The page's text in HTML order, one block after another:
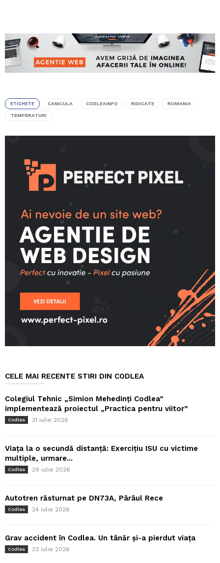
ETICHETE CANICULA CODLEAINFO RIDICATE ROMANIA
TEMPERATURI
CELE MAI RECENTE STIRI DIN CODLEA
Colegiul Tehnic „Simion Mehedinți Codlea”
implementează proiectul „Practica pentru viitor”
Codlea 31 iulie 2026
Viața la o secundă distanță: Exercițiu ISU cu victime
multiple, urmare...
Codlea 29 iulie 2026
Autotren răsturnat pe DN73A, Pârâul Rece
Codlea 24 iulie 2026
Grav accident în Codlea. Un tânăr și-a pierdut viața
Codlea 23 iulie 2026